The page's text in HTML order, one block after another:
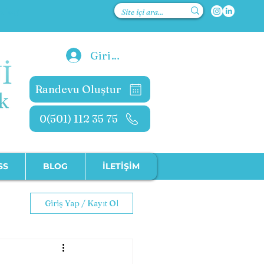
Giriş Yap
Randevu Oluştur
0(501) 112 35 75
BLOG İLETİŞİM
Giriş Yap / Kayıt Ol